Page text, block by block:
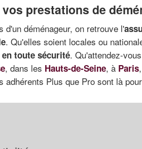
prestations de
d'un déménageur, on retrouve l'
. Qu'elles soient locales ou
toute sécurité. Qu'attendez-
, dans les Hauts-de-Seine, à Paris
Plus que Pro sont là